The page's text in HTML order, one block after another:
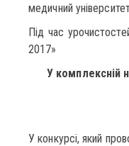
медичний
Під час
2017»
У комплексній
У конкурсі, який